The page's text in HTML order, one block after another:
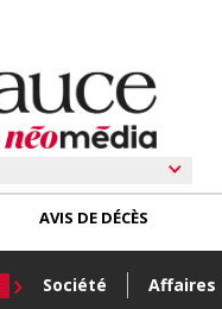
Société Affaires
AVIS DE DÉCÈS